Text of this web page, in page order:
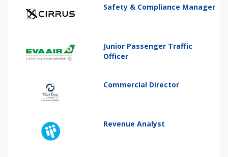
Safety & Compliance Manager
Junior Passenger Traffic
Officer
Commercial Director
Revenue Analyst